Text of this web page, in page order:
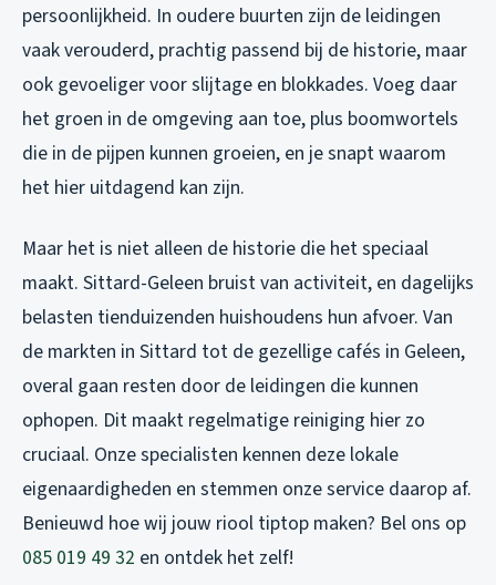
persoonlijkheid. In oudere buurten zijn de leidingen
vaak verouderd, prachtig passend bij de historie, maar
ook gevoeliger voor slijtage en blokkades. Voeg daar
het groen in de omgeving aan toe, plus boomwortels
die in de pijpen kunnen groeien, en je snapt waarom
het hier uitdagend kan zijn.
Maar het is niet alleen de historie die het speciaal
maakt. Sittard-Geleen bruist van activiteit, en dagelijks
belasten tienduizenden huishoudens hun afvoer. Van
de markten in Sittard tot de gezellige cafés in Geleen,
overal gaan resten door de leidingen die kunnen
ophopen. Dit maakt regelmatige reiniging hier zo
cruciaal. Onze specialisten kennen deze lokale
eigenaardigheden en stemmen onze service daarop af.
Benieuwd hoe wij jouw riool tiptop maken? Bel ons op
085 019 49 32 en ontdek het zelf!